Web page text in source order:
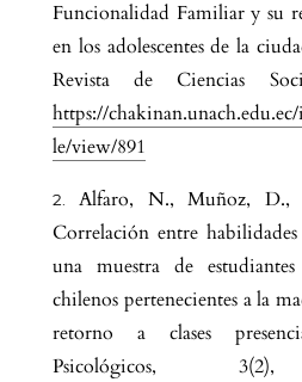
Funcionalidad Familiar y su
en los adolescentes de la
Revista de Ciencias
https://
le/view/891
Alfaro, N., Muñoz, D.,
Correlación entre
una muestra de
chilenos pertenecientes a la
retorno a clases
Psicológicos,